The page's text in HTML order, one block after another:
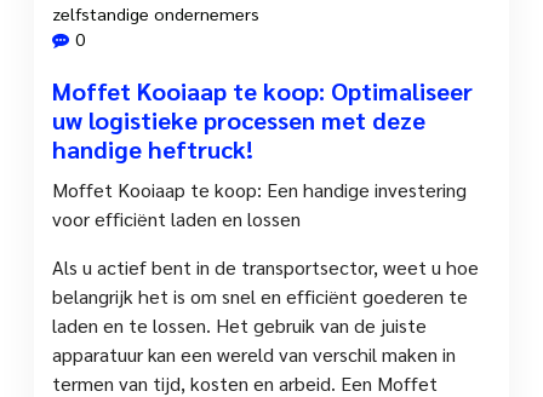
zelfstandige ondernemers
0
Moffet Kooiaap te koop: Optimaliseer
uw logistieke processen met deze
handige heftruck!
Moffet Kooiaap te koop: Een handige investering
voor efficiënt laden en lossen
Als u actief bent in de transportsector, weet u hoe
belangrijk het is om snel en efficiënt goederen te
laden en te lossen. Het gebruik van de juiste
apparatuur kan een wereld van verschil maken in
termen van tijd, kosten en arbeid. Een Moffet